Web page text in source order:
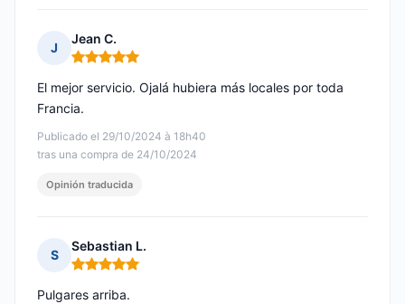
J
Jean C.
Nota: 5 de 5
Publicado el 29/10/2024 à 18h40
tras una compra de 24/10/2024
El mejor servicio. Ojalá hubiera más locales por toda
Francia.
Opinión traducida
S
Sebastian L.
Nota: 5 de 5
Pulgares arriba.